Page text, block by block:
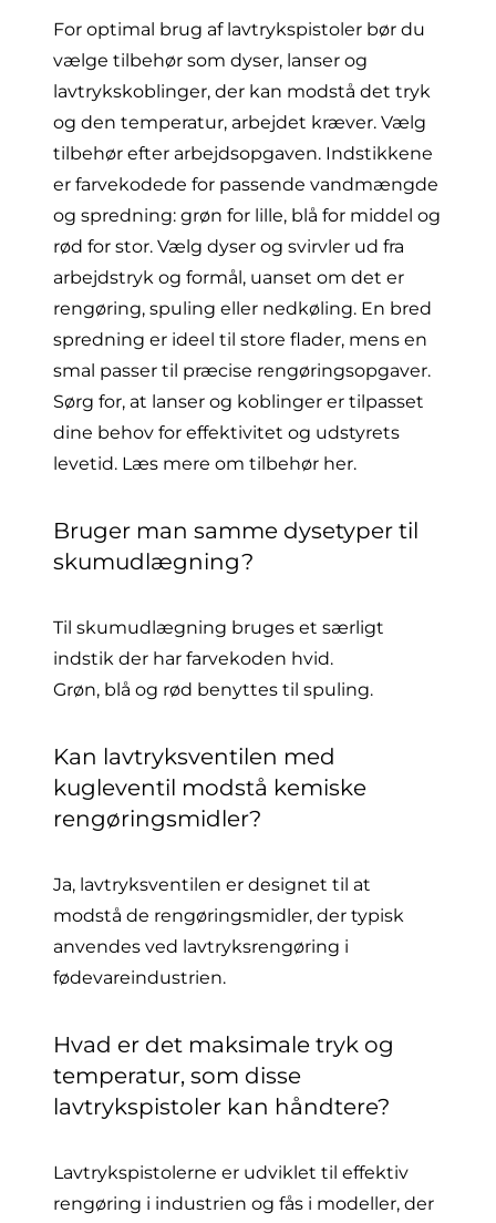
For optimal brug af lavtrykspistoler bør du
vælge tilbehør som dyser, lanser og
lavtrykskoblinger, der kan modstå det tryk
og den temperatur, arbejdet kræver. Vælg
tilbehør efter arbejdsopgaven. Indstikkene
er farvekodede for passende vandmængde
og spredning: grøn for lille, blå for middel og
rød for stor. Vælg dyser og svirvler ud fra
arbejdstryk og formål, uanset om det er
rengøring, spuling eller nedkøling. En bred
spredning er ideel til store flader, mens en
smal passer til præcise rengøringsopgaver.
Sørg for, at lanser og koblinger er tilpasset
dine behov for effektivitet og udstyrets
levetid. Læs mere om tilbehør her.
Bruger man samme dysetyper til
skumudlægning?
Til skumudlægning bruges et særligt
indstik der har farvekoden hvid.
Grøn, blå og rød benyttes til spuling.
Kan lavtryksventilen med
kugleventil modstå kemiske
rengøringsmidler?
Ja, lavtryksventilen er designet til at
modstå de rengøringsmidler, der typisk
anvendes ved lavtryksrengøring i
fødevareindustrien.
Hvad er det maksimale tryk og
temperatur, som disse
lavtrykspistoler kan håndtere?
Lavtrykspistolerne er udviklet til effektiv
rengøring i industrien og fås i modeller, der